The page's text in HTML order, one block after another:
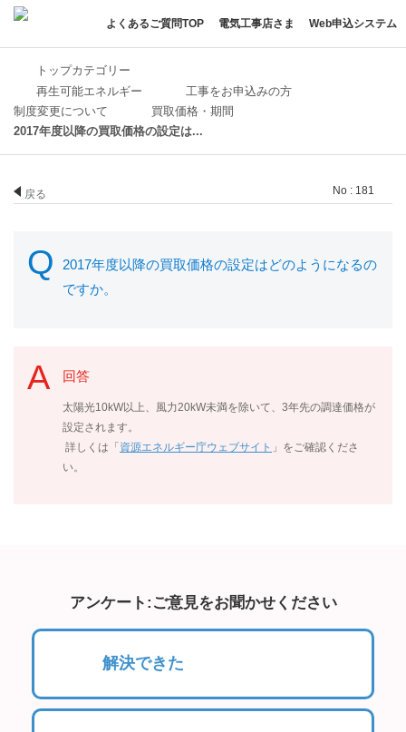
よくあるご質問TOP 電気工事店さま Web申込システム
トップカテゴリー
再生可能エネルギー
工事をお申込みの方
制度変更について
買取価格・期間
2017年度以降の買取価格の設定は...
戻る No : 181
2017年度以降の買取価格の設定はどのようになるの
ですか。
回答
太陽光10kW以上、風力20kW未満を除いて、3年先の調達価格が
設定されます。
詳しくは「資源エネルギー庁ウェブサイト 」をご確認くださ
い。
アンケート:ご意見をお聞かせください
解決できた